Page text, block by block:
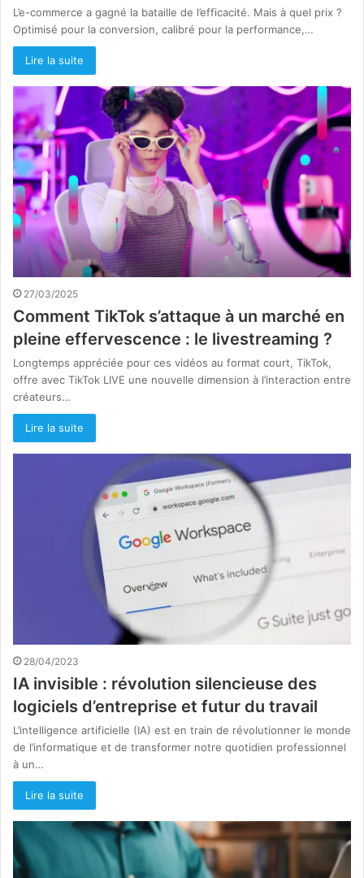
L’e-commerce a gagné la bataille de l’efficacité. Mais à quel prix ?
Optimisé pour la conversion, calibré pour la performance,…
Lire la suite
27/03/2025
Comment TikTok s’attaque à un marché en
pleine effervescence : le livestreaming ?
Longtemps appréciée pour ces vidéos au format court, TikTok,
offre avec TikTok LIVE une nouvelle dimension à l’interaction entre
créateurs…
Lire la suite
28/04/2023
IA invisible : révolution silencieuse des
logiciels d’entreprise et futur du travail
L’intelligence artificielle (IA) est en train de révolutionner le monde
de l’informatique et de transformer notre quotidien professionnel
à un…
Lire la suite